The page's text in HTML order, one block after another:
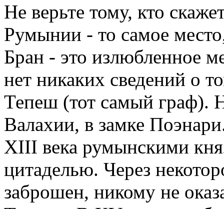
Не верьте тому, кто
Румынии - то самое
Бран - это излюбленное
нет никаких сведений о
Тепеш (тот самый граф).
Валахии, в замке
XIII века румынскими
цитаделью. Через
заброшен, никому не